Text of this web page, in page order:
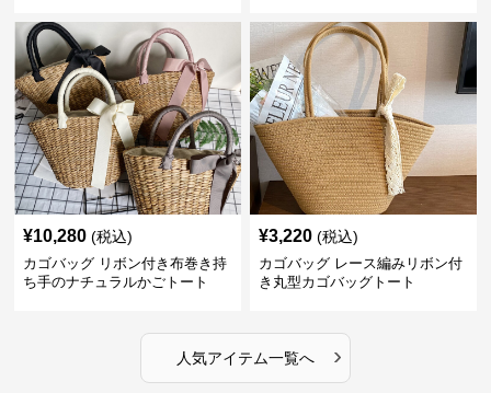
¥10,280 (税込)
カゴバッグ リボン付き布巻き持
ち手のナチュラルかごトート
¥3,220 (税込)
カゴバッグ レース編みリボン付
き丸型カゴバッグトート
人気アイテム一覧へ ›